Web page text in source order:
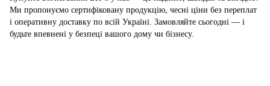
Ми пропонуємо сертифіковану продукцію, чесні ціни без переплат
і оперативну доставку по всій Україні. Замовляйте сьогодні — і
будьте впевнені у безпеці вашого дому чи бізнесу.